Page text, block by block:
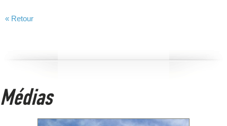
« Retour
Médias